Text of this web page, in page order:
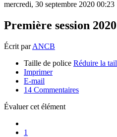
mercredi, 30 septembre 2020 00:23
Première session
Écrit parANCB
Taille de police Réduire la
Imprimer
E-mail
14 Commentaires
Évaluer cet élément
1